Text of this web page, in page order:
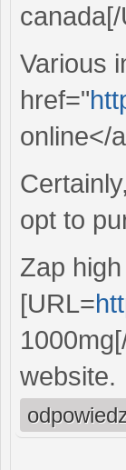
Various
href="
online</
opt to
Zap
[URL=
website.